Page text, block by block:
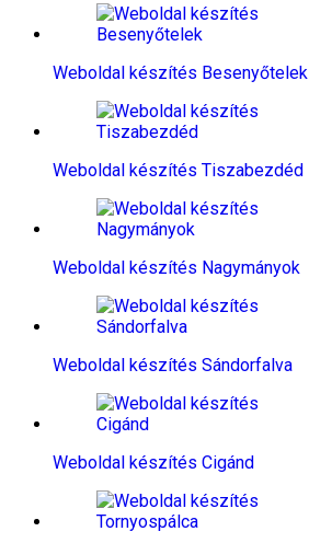
Weboldal készítés​ Besenyőtelek
Weboldal készítés​ Tiszabezdéd
Weboldal készítés​ Nagymányok
Weboldal készítés​ Sándorfalva
Weboldal készítés​ Cigánd